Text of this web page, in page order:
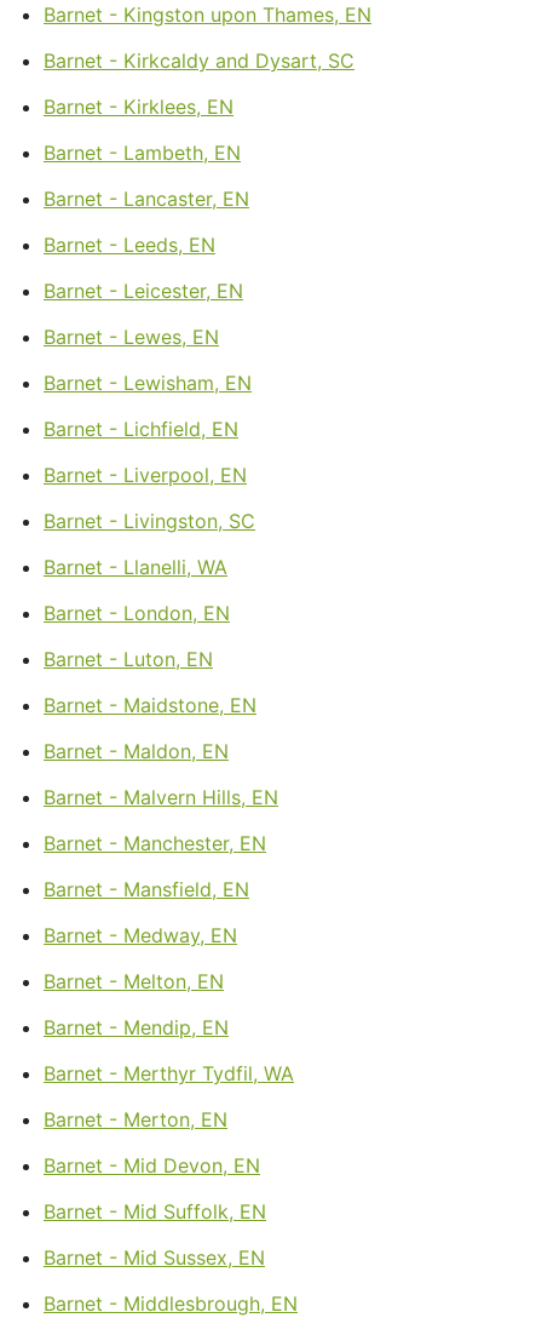
Barnet - Kingston upon Thames, EN
Barnet - Kirkcaldy and Dysart, SC
Barnet - Kirklees, EN
Barnet - Lambeth, EN
Barnet - Lancaster, EN
Barnet - Leeds, EN
Barnet - Leicester, EN
Barnet - Lewes, EN
Barnet - Lewisham, EN
Barnet - Lichfield, EN
Barnet - Liverpool, EN
Barnet - Livingston, SC
Barnet - Llanelli, WA
Barnet - London, EN
Barnet - Luton, EN
Barnet - Maidstone, EN
Barnet - Maldon, EN
Barnet - Malvern Hills, EN
Barnet - Manchester, EN
Barnet - Mansfield, EN
Barnet - Medway, EN
Barnet - Melton, EN
Barnet - Mendip, EN
Barnet - Merthyr Tydfil, WA
Barnet - Merton, EN
Barnet - Mid Devon, EN
Barnet - Mid Suffolk, EN
Barnet - Mid Sussex, EN
Barnet - Middlesbrough, EN